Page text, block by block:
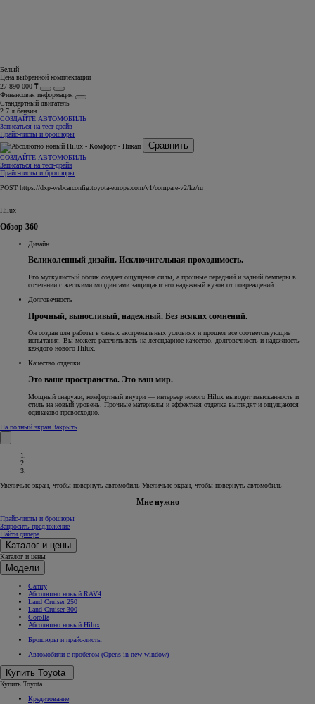
Белый
Цена выбранной комплектации
27 890 000 ₸
Финансовая информация
Стандартный двигатель
2.7 л бензин
СОЗДАЙТЕ АВТОМОБИЛЬ
Записаться на тест-драйв
Прайс-листы и брошюры
Сравнить
СОЗДАЙТЕ АВТОМОБИЛЬ
Записаться на тест-драйв
Прайс-листы и брошюры
POST https://dxp-webcarconfig.toyota-europe.com/v1/compare-v2/kz/ru
Hilux
Обзор 360
Дизайн
Великолепный дизайн. Исключительная проходимость.
Его мускулистый облик создает ощущение силы, а прочные передний и задний бамперы в
сочетании с жесткими молдингами защищают его надежный кузов от повреждений.
Долговечность
Прочный, выносливый, надежный. Без всяких сомнений.
Он создан для работы в самых экстремальных условиях и прошел все соответствующие
испытания. Вы можете рассчитывать на легендарное качество, долговечность и надежность
каждого нового Hilux.
Качество отделки
Это ваше пространство. Это ваш мир.
Мощный снаружи, комфортный внутри — интерьер нового Hilux выводит изысканность и
стиль на новый уровень. Прочные материалы и эффектная отделка выглядят и ощущаются
одинаково превосходно.
На полный экран Закрыть
Увеличьте экран, чтобы повернуть автомобиль Увеличьте экран, чтобы повернуть автомобиль
Мне нужно
Прайс-листы и брошюры
Запросить предложение
Найти дилера
Каталог и цены
Каталог и цены
Модели
Camry
Абсолютно новый RAV4
Land Cruiser 250
Land Cruiser 300
Corolla
Абсолютно новый Hilux
Брошюры и прайс-листы
Автомобили с пробегом (Opens in new window)
Купить Toyota
Купить Toyota
Кредитование